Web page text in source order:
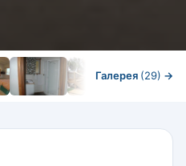
Галерея (29) →